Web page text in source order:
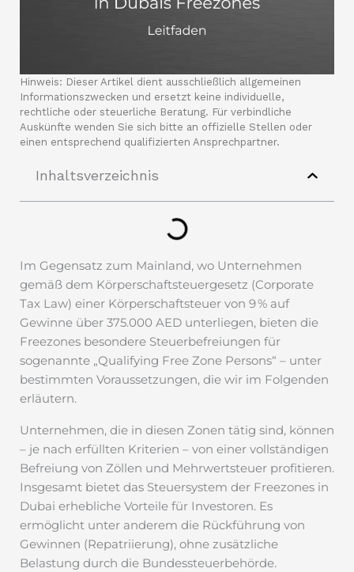
Hinweis: Dieser Artikel dient ausschließlich allgemeinen
Informationszwecken und ersetzt keine individuelle,
rechtliche oder steuerliche Beratung. Für verbindliche
Auskünfte wenden Sie sich bitte an offizielle Stellen oder
einen entsprechend qualifizierten Ansprechpartner.
Inhaltsverzeichnis
Im Gegensatz zum Mainland, wo Unternehmen
gemäß dem Körperschaftsteuergesetz (Corporate
Tax Law) einer Körperschaftsteuer von 9 % auf
Gewinne über 375.000 AED unterliegen, bieten die
Freezones besondere Steuerbefreiungen für
sogenannte „Qualifying Free Zone Persons“ – unter
bestimmten Voraussetzungen, die wir im Folgenden
erläutern.
Unternehmen, die in diesen Zonen tätig sind, können
– je nach erfüllten Kriterien – von einer vollständigen
Befreiung von Zöllen und Mehrwertsteuer profitieren.
Insgesamt bietet das Steuersystem der Freezones in
Dubai erhebliche Vorteile für Investoren. Es
ermöglicht unter anderem die Rückführung von
Gewinnen (Repatriierung), ohne zusätzliche
Belastung durch die Bundessteuerbehörde.